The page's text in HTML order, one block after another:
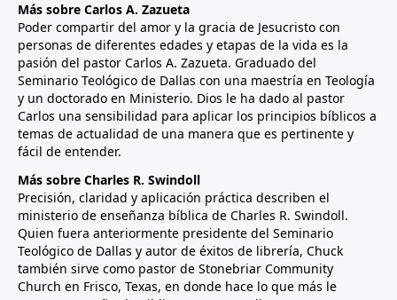
Más sobre Carlos A. Zazueta
Poder compartir del amor y la gracia de Jesucristo con
personas de diferentes edades y etapas de la vida es la
pasión del pastor Carlos A. Zazueta. Graduado del
Seminario Teológico de Dallas con una maestría en Teología
y un doctorado en Ministerio. Dios le ha dado al pastor
Carlos una sensibilidad para aplicar los principios bíblicos a
temas de actualidad de una manera que es pertinente y
fácil de entender.
Más sobre Charles R. Swindoll
Precisión, claridad y aplicación práctica describen el
ministerio de enseñanza bíblica de Charles R. Swindoll.
Quien fuera anteriormente presidente del Seminario
Teológico de Dallas y autor de éxitos de librería, Chuck
también sirve como pastor de Stonebriar Community
Church en Frisco, Texas, en donde hace lo que más le